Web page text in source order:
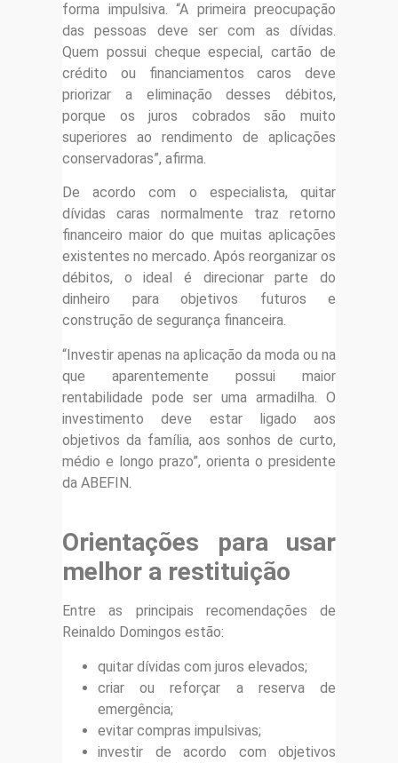
forma impulsiva. “A primeira preocupação
das pessoas deve ser com as dívidas.
Quem possui cheque especial, cartão de
crédito ou financiamentos caros deve
priorizar a eliminação desses débitos,
porque os juros cobrados são muito
superiores ao rendimento de aplicações
conservadoras”, afirma.
De acordo com o especialista, quitar
dívidas caras normalmente traz retorno
financeiro maior do que muitas aplicações
existentes no mercado. Após reorganizar os
débitos, o ideal é direcionar parte do
dinheiro para objetivos futuros e
construção de segurança financeira.
“Investir apenas na aplicação da moda ou na
que aparentemente possui maior
rentabilidade pode ser uma armadilha. O
investimento deve estar ligado aos
objetivos da família, aos sonhos de curto,
médio e longo prazo”, orienta o presidente
da ABEFIN.
Orientações para usar
melhor a restituição
Entre as principais recomendações de
Reinaldo Domingos estão:
quitar dívidas com juros elevados;
criar ou reforçar a reserva de
emergência;
evitar compras impulsivas;
investir de acordo com objetivos